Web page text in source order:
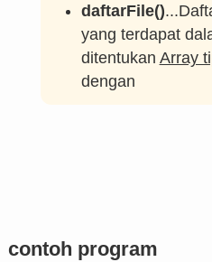
daftarFile()
yang terdapat
ditentukan Array
dengan
contoh program